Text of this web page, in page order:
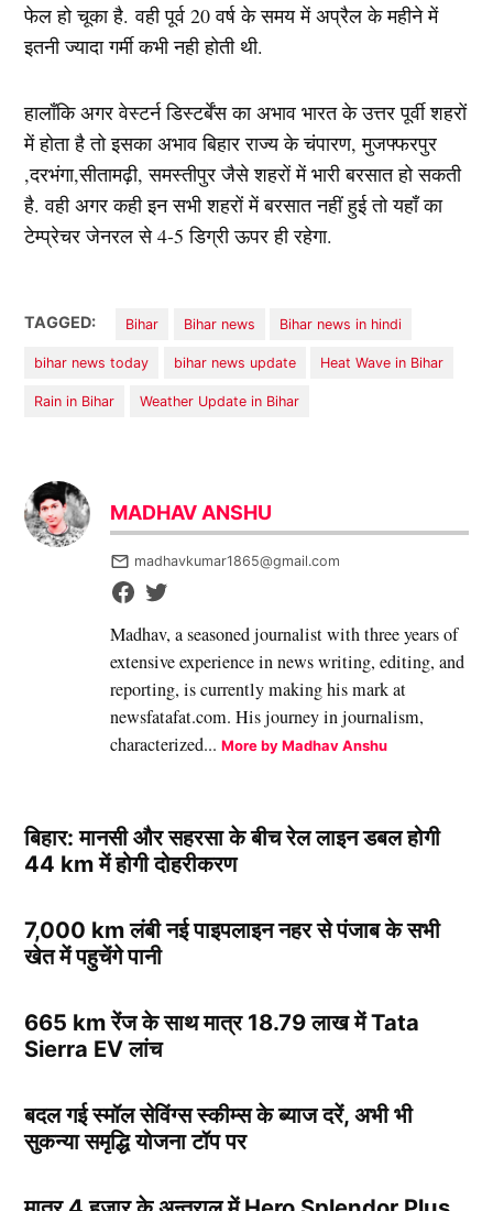
फेल हो चूका है. वही पूर्व 20 वर्ष के समय में अप्रैल के महीने में
इतनी ज्यादा गर्मी कभी नही होती थी.
हालाँकि अगर वेस्टर्न डिस्टर्बेंस का अभाव भारत के उत्तर पूर्वी शहरों
में होता है तो इसका अभाव बिहार राज्य के चंपारण, मुजफ्फरपुर
,दरभंगा,सीतामढ़ी, समस्तीपुर जैसे शहरों में भारी बरसात हो सकती
है. वही अगर कही इन सभी शहरों में बरसात नहीं हुई तो यहाँ का
टेम्प्रेचर जेनरल से 4-5 डिग्री ऊपर ही रहेगा.
TAGGED: Bihar Bihar news Bihar news in hindi
bihar news today bihar news update Heat Wave in Bihar
Rain in Bihar Weather Update in Bihar
MADHAV ANSHU
madhavkumar1865@gmail.com
Madhav, a seasoned journalist with three years of
extensive experience in news writing, editing, and
reporting, is currently making his mark at
newsfatafat.com. His journey in journalism,
characterized...More by Madhav Anshu
बिहार: मानसी और सहरसा के बीच रेल लाइन डबल होगी
44 km में होगी दोहरीकरण
7,000 km लंबी नई पाइपलाइन नहर से पंजाब के सभी
खेत में पहुचेंगे पानी
665 km रेंज के साथ मात्र 18.79 लाख में Tata
Sierra EV लांच
बदल गई स्मॉल सेविंग्स स्कीम्स के ब्याज दरें, अभी भी
सुकन्या समृद्धि योजना टॉप पर